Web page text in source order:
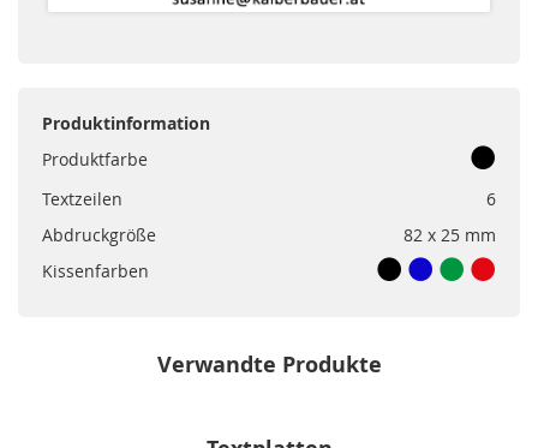
Produktinformation
Produktfarbe
Textzeilen
6
Abdruckgröße
82 x 25 mm
Kissenfarben
Verwandte Produkte